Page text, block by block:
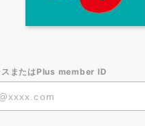
スまたはPlus member ID